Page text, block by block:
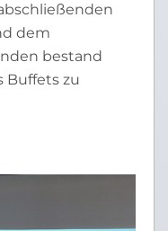
dem
bestand
Buffets zu